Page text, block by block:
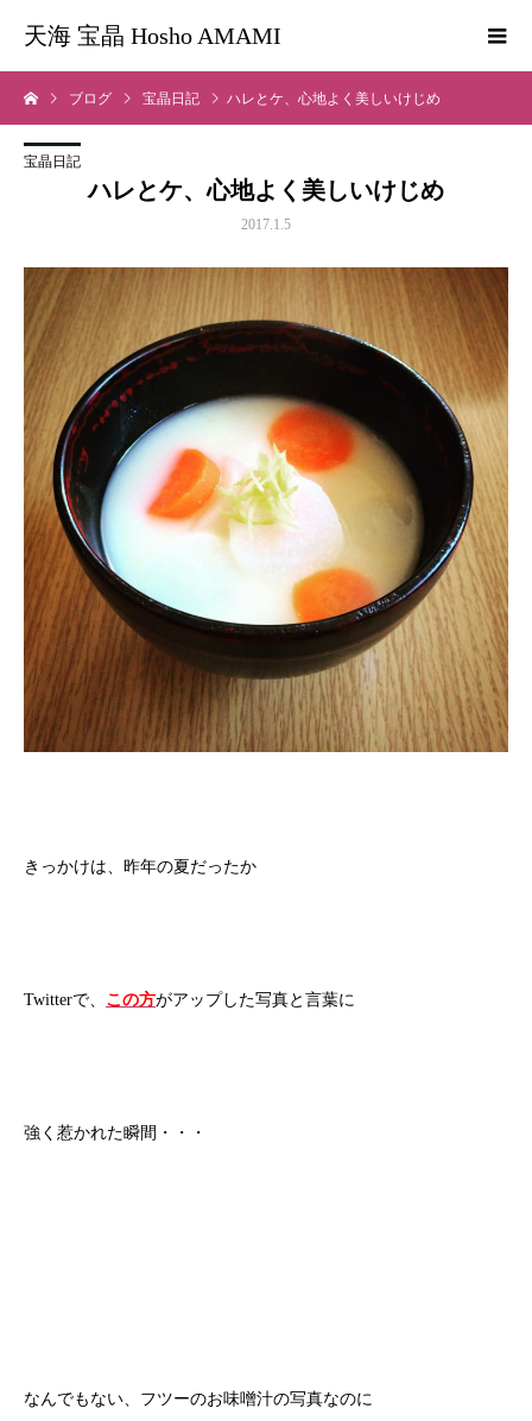
天海 宝晶 Hosho AMAMI
ブログ 宝晶日記 ハレとケ、心地よく美しいけじめ
宝晶日記
ハレとケ、心地よく美しいけじめ
2017.1.5
きっかけは、昨年の夏だったか
Twitterで、 この方がアップした写真と言葉に
強く惹かれた瞬間・・・
なんでもない、フツーのお味噌汁の写真なのに